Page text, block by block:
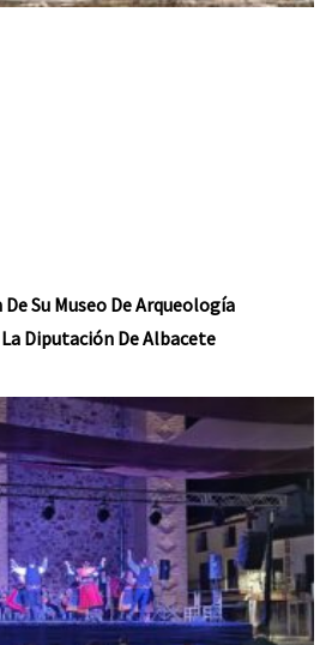
Su Museo De Arqueología
Diputación De Albacete